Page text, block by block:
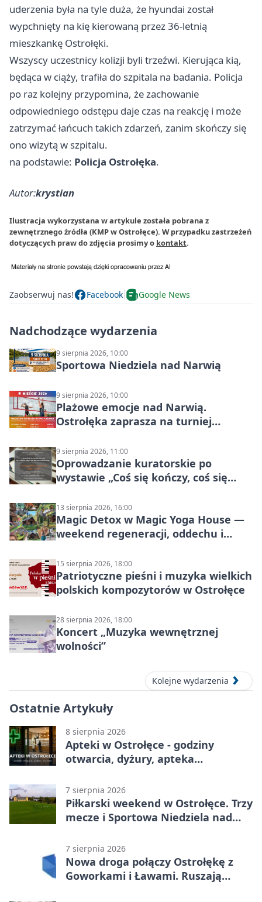
uderzenia była na tyle duża, że hyundai został
wypchnięty na kię kierowaną przez 36-letnią
mieszkankę Ostrołęki.
Wszyscy uczestnicy kolizji byli trzeźwi. Kierująca kią,
będąca w ciąży, trafiła do szpitala na badania. Policja
po raz kolejny przypomina, że zachowanie
odpowiedniego odstępu daje czas na reakcję i może
zatrzymać łańcuch takich zdarzeń, zanim skończy się
ono wizytą w szpitalu.
na podstawie: Policja Ostrołęka.
Autor:krystian
Ilustracja wykorzystana w artykule została pobrana z
zewnętrznego źródła (KMP w Ostrołęce). W przypadku zastrzeżeń
dotyczących praw do zdjęcia prosimy o kontakt.
Zaobserwuj nas! Facebook Google News
Nadchodzące wydarzenia
9 sierpnia 2026, 10:00
Sportowa Niedziela nad Narwią
9 sierpnia 2026, 10:00
Plażowe emocje nad Narwią.
Ostrołęka zaprasza na turniej
9 sierpnia 2026, 11:00
Oprowadzanie kuratorskie po
wystawie „Coś się kończy, coś się
Mazowsza do Korony”
13 sierpnia 2026, 16:00
Magic Detox w Magic Yoga House —
weekend regeneracji, oddechu i
15 sierpnia 2026, 18:00
Patriotyczne pieśni i muzyka wielkich
polskich kompozytorów w Ostrołęce
28 sierpnia 2026, 18:00
Koncert „Muzyka wewnętrznej
wolności”
Kolejne wydarzenia
Ostatnie Artykuły
8 sierpnia 2026
Apteki w Ostrołęce - godziny
otwarcia, dyżury, apteka
7 sierpnia 2026
Piłkarski weekend w Ostrołęce. Trzy
mecze i Sportowa Niedziela nad
7 sierpnia 2026
Nowa droga połączy Ostrołękę z
Goworkami i Ławami. Ruszają